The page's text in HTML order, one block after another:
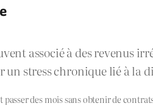
associé à des
un stress chronique lié à la
des mois sans obtenir de